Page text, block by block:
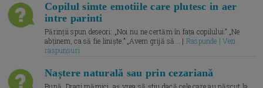
Copilul simte emotiile care plutesc in aer
intre parinti
Părinții spun deseori: „Noi nu ne certăm în fața copilului.” „Ne
abținem, ca să fie liniște.” „Avem grijă să... | Raspunde | Vezi
raspunsuri
Naștere naturală sau prin cezariană